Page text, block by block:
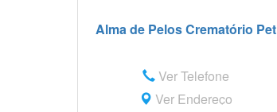
Alma de Pelos Crematório Pet
Ver Telefone
Ver Endereço